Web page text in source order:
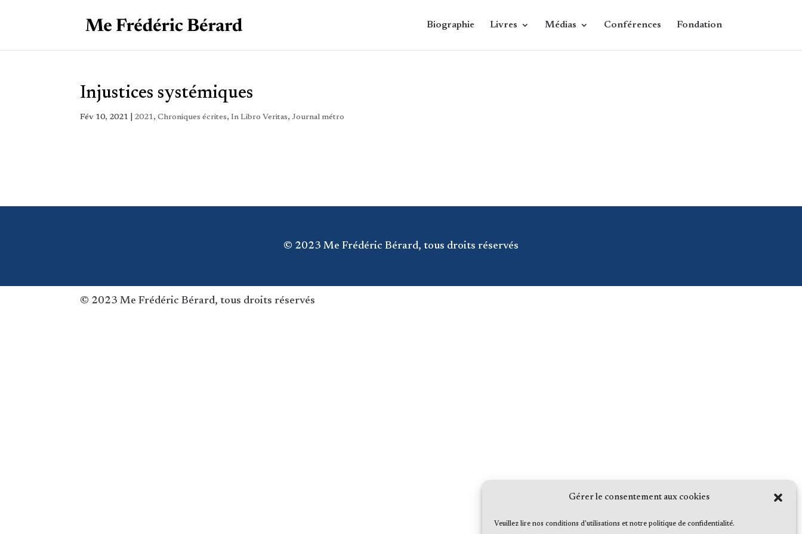
Gérer le consentement aux cookies
Veuillez lire nos conditions d'utilisations et notre politique de confidentialité.
Biographie Livres Médias Conférences Fondation
Injustices systémiques
Fév 10, 2021 2021,Chroniques écrites,In Libro Veritas,Journal métro
© 2023 Me Frédéric Bérard, tous droits réservés
© 2023 Me Frédéric Bérard, tous droits réservés